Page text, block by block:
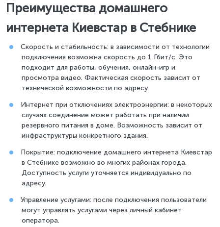
Преимущества домашнего
интернета Киевстар в Стебнике
Скорость и стабильность: в зависимости от технологии
подключения возможна скорость до 1 Гбит/с. Это
подходит для работы, обучения, онлайн-игр и
просмотра видео. Фактическая скорость зависит от
технической возможности по адресу.
Интернет при отключениях электроэнергии: в некоторых
случаях соединение может работать при наличии
резервного питания в доме. Возможность зависит от
инфраструктуры конкретного здания.
Покрытие: подключение домашнего интернета Киевстар
в Стебнике возможно во многих районах города.
Доступность услуги уточняется индивидуально по
адресу.
Управление услугами: после подключения пользователи
могут управлять услугами через личный кабинет
оператора.